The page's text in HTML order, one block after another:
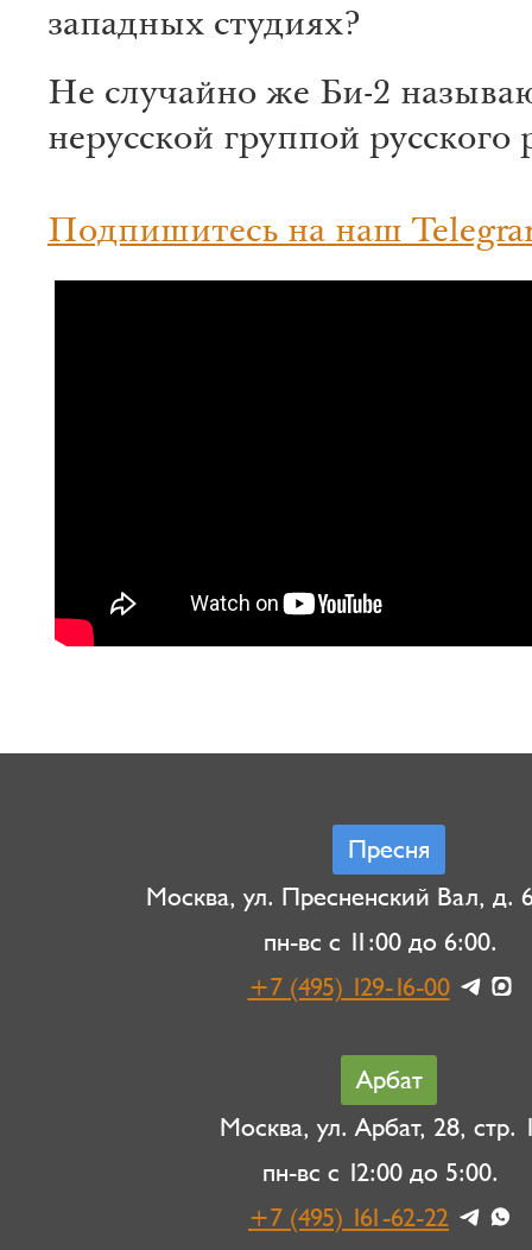
западных студиях?
Не случайно же Би-2
нерусской группой русского
Подпишитесь на наш
Пресня
Москва, ул. Пресненский Вал, д.
пн-вс с 11:00 до 6:00.
+7 (495) 129-16-00
Арбат
Москва, ул. Арбат, 28, стр.
пн-вс с 12:00 до 5:00.
+7 (495) 161-62-22